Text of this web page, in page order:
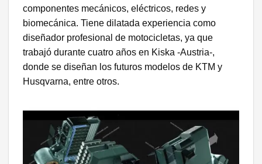
componentes mecánicos, eléctricos, redes y
biomecánica. Tiene dilatada experiencia como
diseñador profesional de motocicletas, ya que
trabajó durante cuatro años en Kiska -Austria-,
donde se diseñan los futuros modelos de KTM y
Husqvarna, entre otros.